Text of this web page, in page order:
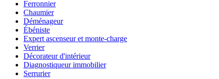
Ferronnier
Chaumier
Déménageur
Ébéniste
Expert ascenseur et monte-charge
Verrier
Décorateur d'intérieur
Diagnostiqueur immobilier
Serrurier